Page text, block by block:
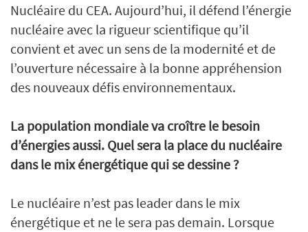
Nucléaire du CEA. Aujourd’hui, il défend l’énergie
nucléaire avec la rigueur scientifique qu’il
convient et avec un sens de la modernité et de
l’ouverture nécessaire à la bonne appréhension
des nouveaux défis environnementaux.
La population mondiale va croître le besoin
d’énergies aussi. Quel sera la place du nucléaire
dans le mix énergétique qui se dessine ?
Le nucléaire n’est pas leader dans le mix
énergétique et ne le sera pas demain. Lorsque